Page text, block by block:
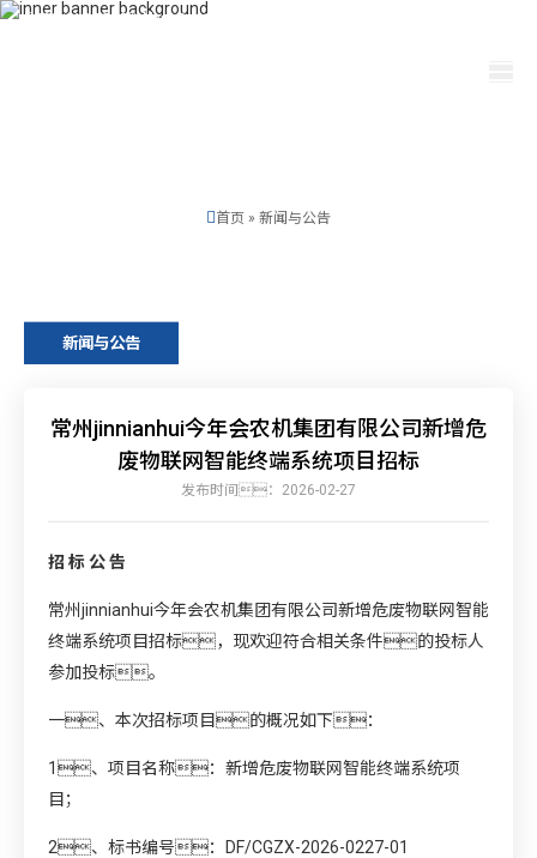
400-115-2288 dfam@ut440.com
首页 » 新闻与公告
新闻与公告
常州jinnianhui今年会农机集团有限公司新增危
废物联网智能终端系统项目招标
发布时间：2026-02-27
招 标 公 告
常州jinnianhui今年会农机集团有限公司新增危废物联网智能
终端系统项目招标，现欢迎符合相关条件的投标人
参加投标。
一、本次招标项目的概况如下：
1、项目名称：新增危废物联网智能终端系统项
目；
2、标书编号：DF/CGZX-2026-0227-01